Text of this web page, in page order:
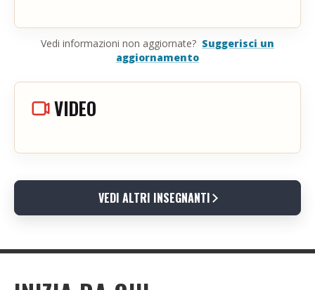
Vedi informazioni non aggiornate? Suggerisci un
aggiornamento
VIDEO
VEDI ALTRI INSEGNANTI